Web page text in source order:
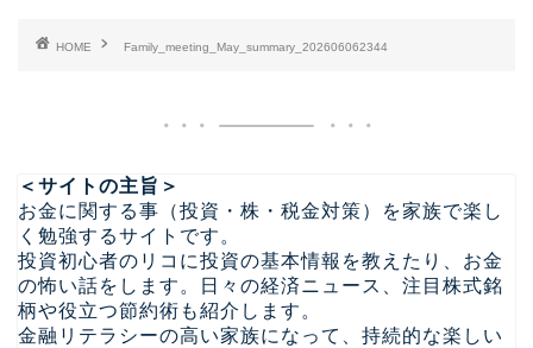
HOME Family_meeting_May_summary_202606062344
＜サイトの主旨＞
お金に関する事（投資・株・税金対策）を家族で楽し
く勉強するサイトです。
投資初心者のリコに投資の基本情報を教えたり、お金
の怖い話をします。日々の経済ニュース、注目株式銘
柄や役立つ節約術も紹介します。
金融リテラシーの高い家族になって、持続的な楽しい